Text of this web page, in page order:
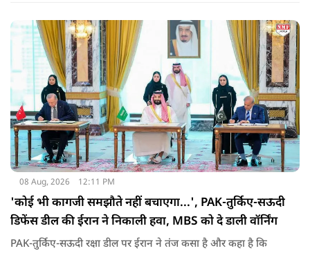
08 Aug, 2026 12:11 PM
'कोई भी कागजी समझौते नहीं बचाएगा...', PAK-तुर्किए-सऊदी
डिफेंस डील की ईरान ने निकाली हवा, MBS को दे डाली वॉर्निंग
PAK-तुर्किए-सऊदी रक्षा डील पर ईरान ने तंज कसा है और कहा है कि